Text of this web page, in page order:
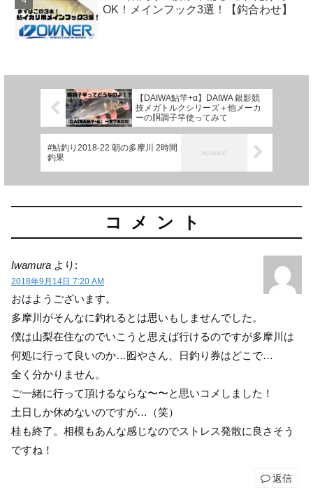
OK！メインフック3選！【鈎合わせ】
【DAIWA鮎竿+α】DAIWA 銀影競
技メガトルクシリーズ＋他メーカ
ーの胴調子竿使ってみて
#鮎釣り2018-22 朝の多摩川 2時間
釣果
コメント
Iwamura より:
2018年9月14日 7:20 AM
おはようございます。
多摩川がそんなに釣れるとは思いもしませんでした。
僕は山梨在住なのでいこうと思えば行けるのですが多摩川は
何処に行って良いのか…囮やさん、日釣り券はどこで…
全く分かりません。
ご一緒に行って頂けるならな〜〜と思いコメしました！
土日しか休めないのですが…（笑）
桂も終了。相模もあんな感じなのでストレス発散に良さそう
ですね！
返信